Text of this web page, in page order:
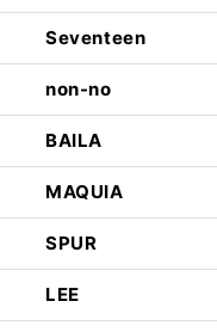
Seventeen
non-no
BAILA
MAQUIA
SPUR
LEE